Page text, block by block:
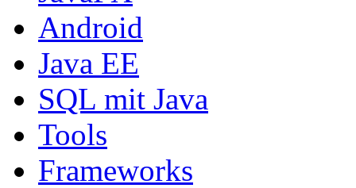
Android
Java EE
SQL mit Java
Tools
Frameworks